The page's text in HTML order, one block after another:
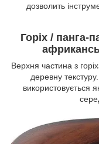
дозволить
Горіх / панга-
Верхня частина з
деревну
використовується